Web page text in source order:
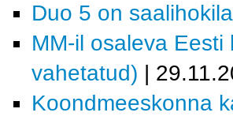
Duo 5 on
MM-il osaleva
vahetatud) |
Koondmeeskonna